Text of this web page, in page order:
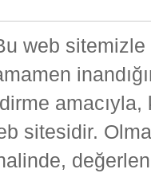
web
sitesidir.